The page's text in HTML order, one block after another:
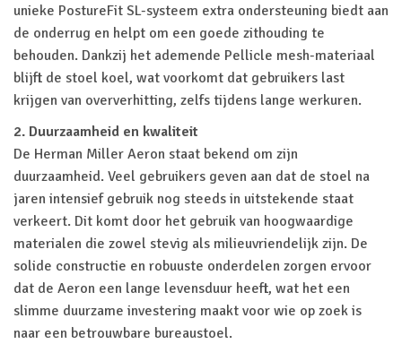
unieke PostureFit SL-systeem extra ondersteuning biedt aan
de onderrug en helpt om een goede zithouding te
behouden. Dankzij het ademende Pellicle mesh-materiaal
blijft de stoel koel, wat voorkomt dat gebruikers last
krijgen van oververhitting, zelfs tijdens lange werkuren.
2. Duurzaamheid en kwaliteit
De Herman Miller Aeron staat bekend om zijn
duurzaamheid. Veel gebruikers geven aan dat de stoel na
jaren intensief gebruik nog steeds in uitstekende staat
verkeert. Dit komt door het gebruik van hoogwaardige
materialen die zowel stevig als milieuvriendelijk zijn. De
solide constructie en robuuste onderdelen zorgen ervoor
dat de Aeron een lange levensduur heeft, wat het een
slimme duurzame investering maakt voor wie op zoek is
naar een betrouwbare bureaustoel.